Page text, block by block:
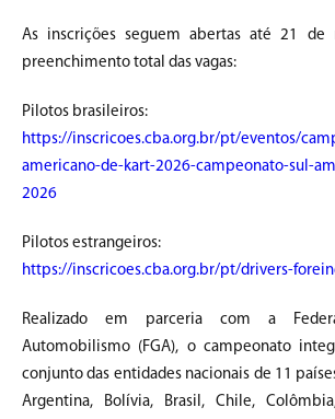
As inscrições seguem abertas até 21
preenchimento total das vagas:
Pilotos brasileiros:
https://inscricoes.cba.org.br/pt/eventos/
americano-de-kart-2026-campeonato-sul-
2026
Pilotos estrangeiros:
https://inscricoes.cba.org.br/pt/drivers-
Realizado em parceria com a
Automobilismo (FGA), o campeonato
conjunto das entidades nacionais de 11
Argentina, Bolívia, Brasil, Chile,